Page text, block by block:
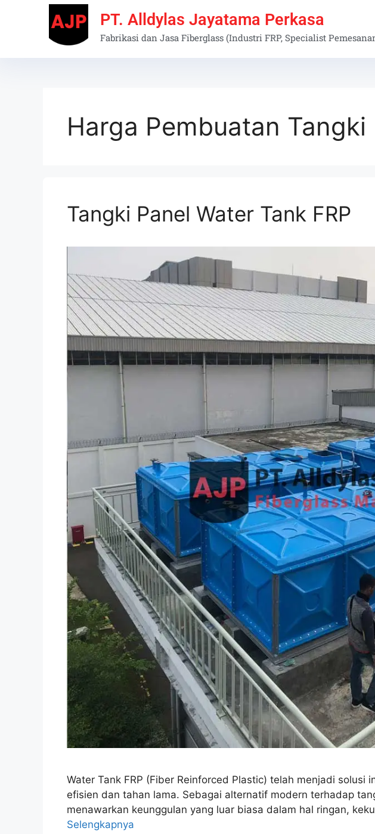
PT. Alldylas Jayatama Perkasa
Fabrikasi dan Jasa Fiberglass (Industri FRP, Specialist
Harga Pembuatan Tangki
Tangki Panel Water Tank FRP
Water Tank FRP (Fiber Reinforced Plastic) telah menjadi
efisien dan tahan lama. Sebagai alternatif modern terhadap
menawarkan keunggulan yang luar biasa dalam hal ringan,
Selengkapnya